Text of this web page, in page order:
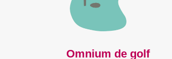
Omnium de golf